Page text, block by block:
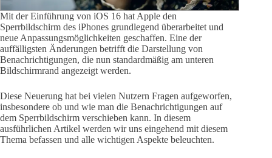
Mit der Einführung von iOS 16 hat Apple den
Sperrbildschirm des iPhones grundlegend überarbeitet und
neue Anpassungsmöglichkeiten geschaffen. Eine der
auffälligsten Änderungen betrifft die Darstellung von
Benachrichtigungen, die nun standardmäßig am unteren
Bildschirmrand angezeigt werden.
Diese Neuerung hat bei vielen Nutzern Fragen aufgeworfen,
insbesondere ob und wie man die Benachrichtigungen auf
dem Sperrbildschirm verschieben kann. In diesem
ausführlichen Artikel werden wir uns eingehend mit diesem
Thema befassen und alle wichtigen Aspekte beleuchten.